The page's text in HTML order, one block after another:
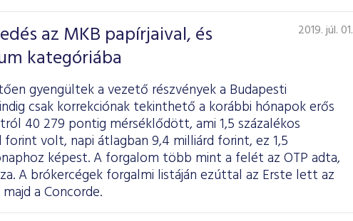
az MKB papírjaival, és
kategóriába
2019. júl. 01.
gyengültek a vezető részvények a Budapesti
csak korrekciónak tekinthető a korábbi hónapok erős
40 279 pontig mérséklődött, ami 1,5 százalékos
forint volt, napi átlagban 9,4 milliárd forint, ez 1,5
képest. A forgalom több mint a felét az OTP adta,
A brókercégek forgalmi listáján ezúttal az Erste lett az
a Concorde.